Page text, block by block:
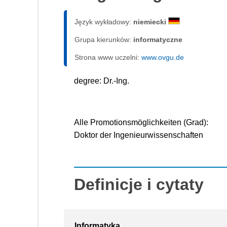
Język wykładowy: niemiecki
Grupa kierunków: informatyczne
Strona www uczelni: www.ovgu.de
degree: Dr.-Ing.
Alle Promotionsmöglichkeiten (Grad):
Doktor der Ingenieurwissenschaften
Definicje i cytaty